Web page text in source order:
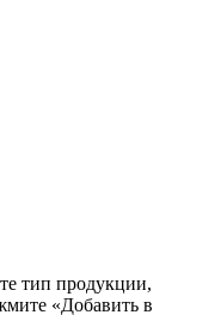
тип продукции,
«Добавить в